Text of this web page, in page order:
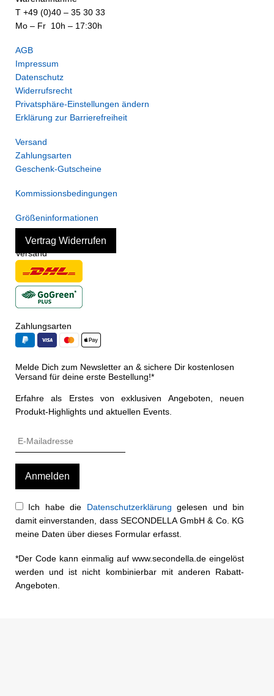
T +49 (0)40 – 35 30 33
Mo – Fr 10h – 17:30h
AGB
Impressum
Datenschutz
Widerrufsrecht
Privatsphäre-Einstellungen ändern
Erklärung zur Barrierefreiheit
Versand
Zahlungsarten
Geschenk-Gutscheine
Kommissionsbedingungen
Größeninformationen
Vertrag Widerrufen
Versand
Zahlungsarten
Melde Dich zum Newsletter an & sichere Dir kostenlosen
Versand für deine erste Bestellung!*
Erfahre als Erstes von exklusiven Angeboten, neuen
Produkt-Highlights und aktuellen Events.
Ich habe die Datenschutzerklärung gelesen und bin
damit einverstanden, dass SECONDELLA GmbH & Co. KG
meine Daten über dieses Formular erfasst.
*Der Code kann einmalig auf www.secondella.de eingelöst
werden und ist nicht kombinierbar mit anderen Rabatt-
Angeboten.